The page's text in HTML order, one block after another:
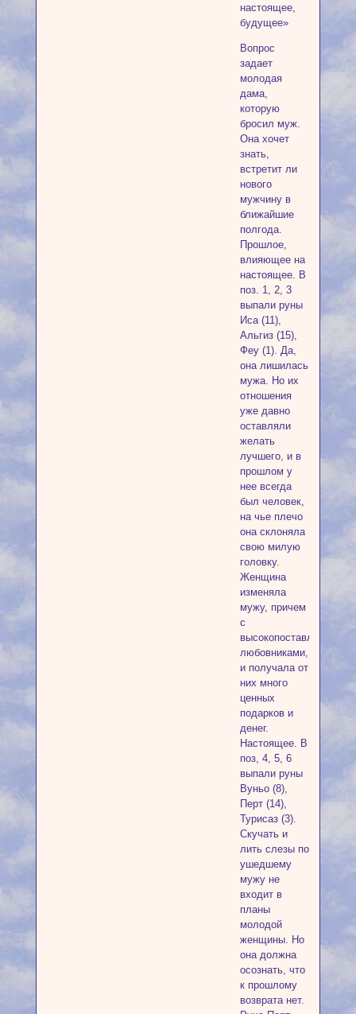
настоящее,
будущее»
Вопрос
задает
молодая
дама,
которую
бросил муж.
Она хочет
знать,
встретит ли
нового
мужчину в
ближайшие
полгода.
Прошлое,
влияющее на
настоящее. В
поз. 1, 2, 3
выпали руны
Иса (11),
Альгиз (15),
Феу (1). Да,
она лишилась
мужа. Но их
отношения
уже давно
оставляли
желать
лучшего, и в
прошлом у
нее всегда
был человек,
на чье плечо
она склоняла
свою милую
головку.
Женщина
изменяла
мужу, причем
с
высокопоставленными
любовниками,
и получала от
них много
ценных
подарков и
денег.
Настоящее. В
поз, 4, 5, 6
выпали руны
Вуньо (8),
Перт (14),
Турисаз (3).
Скучать и
лить слезы по
ушедшему
мужу не
входит в
планы
молодой
женщины. Но
она должна
осознать, что
к прошлому
возврата нет.